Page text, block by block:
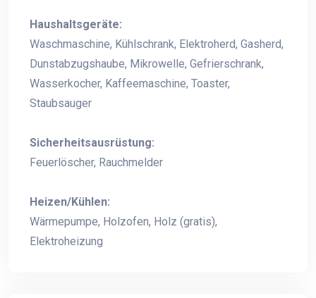
Haushaltsgeräte:
Waschmaschine, Kühlschrank, Elektroherd, Gasherd,
Dunstabzugshaube, Mikrowelle, Gefrierschrank,
Wasserkocher, Kaffeemaschine, Toaster,
Staubsauger
Sicherheitsausrüstung:
Feuerlöscher, Rauchmelder
Heizen/Kühlen:
Wärmepumpe, Holzofen, Holz (gratis),
Elektroheizung